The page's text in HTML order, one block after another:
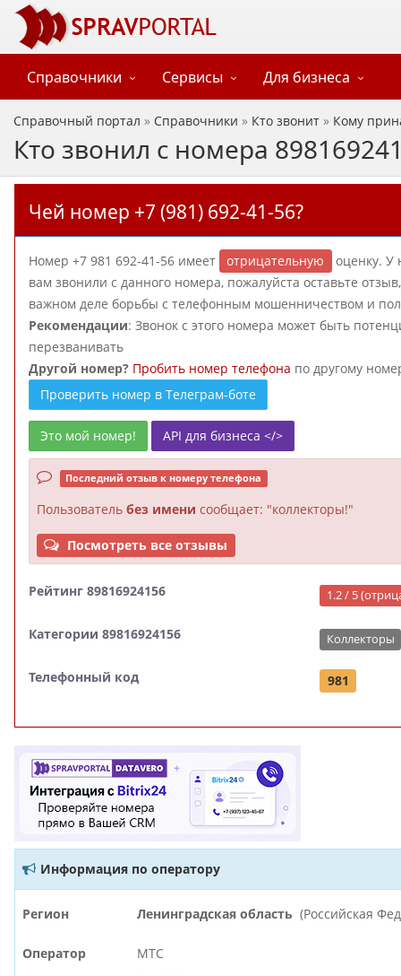
Справочники Сервисы Для бизнеса
Справочный портал » Справочники » Кто звонит » Кому
Кто звонил с номера
Чей номер +7 (981) 692-41-56?
Номер +7 981 692-41-56 имеет отрицательную
оценку. У
вам звонили с данного номера, пожалуйста оставьте
важном деле борьбы с телефонным мошенничеством и
Рекомендации: Звонок с этого номера может быть
перезванивать
Другой номер? Пробить номер телефона по другому
Проверить номер в Телеграм-боте
Это мой номер! API для бизнеса </>
Последний отзыв к номеру телефона
Пользователь без имени сообщает: "коллекторы!"
Посмотреть все отзывы
Рейтинг 89816924156 1.2 / 5
Категории 89816924156 Коллекторы
Телефонный код 981
Информация по оператору
Регион Ленинградская область (Российская
Оператор МТС